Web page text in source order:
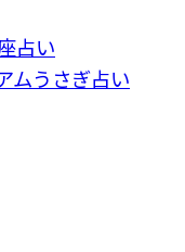
占い
ムうさぎ占い